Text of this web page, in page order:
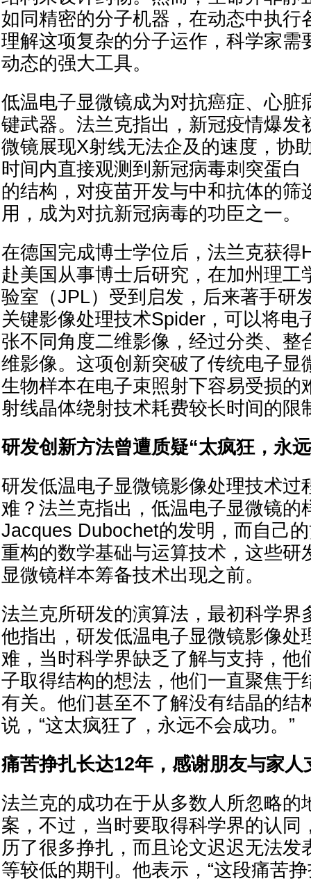
如同精密的分子机器，在动态中执行
理解这项复杂的分子运作，科学家需
动态的强大工具。
低温电子显微镜成为对抗癌症、心脏
键武器。法兰克指出，新冠疫情爆发
微镜展现X射线无法企及的速度，协
时间内直接观测到新冠病毒刺突蛋白
的结构，对疫苗开发与中和抗体的筛
用，成为对抗新冠病毒的功臣之一。
在德国完成博士学位后，法兰克获得
赴美国从事博士后研究，在加州理工
验室（JPL）受到启发，后来著手研
关键影像处理技术Spider，可以将电
张不同角度二维影像，经过分类、整
维影像。这项创新突破了传统电子显
生物样本在电子束照射下容易受损的
射线晶体绕射技术耗费较长时间的限
研发创新方法曾遭质疑“太疯狂，永
研发低温电子显微镜影像处理技术过
难？法兰克指出，低温电子显微镜的
Jacques Dubochet的发明，而自己
重构的数学基础与运算技术，这些研
显微镜样本筹备技术出现之前。
法兰克所研发的演算法，最初科学界
他指出，研发低温电子显微镜影像处
难，当时科学界缺乏了解与支持，他
子取得结构的想法，他们一直聚焦于
有关。他们甚至不了解没有结晶的结
说，“这太疯狂了，永远不会成功。”
痛苦挣扎长达12年，感谢朋友与家人
法兰克的成功在于从多数人所忽略的
案，不过，当时要取得科学界的认同
历了很多挣扎，而且论文迟迟无法发
等较低的期刊。他表示，“这段痛苦